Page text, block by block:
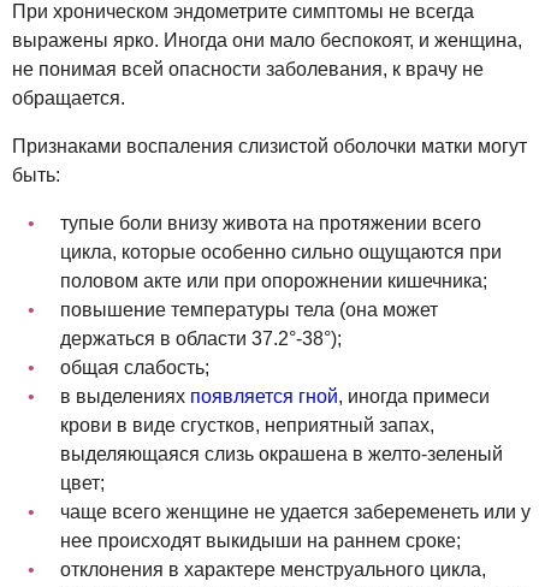
При хроническом эндометрите симптомы не всегда
выражены ярко. Иногда они мало беспокоят, и женщина,
не понимая всей опасности заболевания, к врачу не
обращается.
Признаками воспаления слизистой оболочки матки могут
быть:
тупые боли внизу живота на протяжении всего
цикла, которые особенно сильно ощущаются при
половом акте или при опорожнении кишечника;
повышение температуры тела (она может
держаться в области 37.2°-38°);
общая слабость;
в выделениях появляется гной, иногда примеси
крови в виде сгустков, неприятный запах,
выделяющаяся слизь окрашена в желто-зеленый
цвет;
чаще всего женщине не удается забеременеть или у
нее происходят выкидыши на раннем сроке;
отклонения в характере менструального цикла,